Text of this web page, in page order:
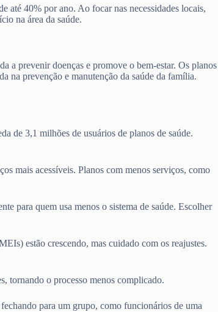
até 40% por ano. Ao focar nas necessidades locais,
na área da saúde.
a prevenir doenças e promove o bem-estar. Os planos
na prevenção e manutenção da saúde da família.
de 3,1 milhões de usuários de planos de saúde.
mais acessíveis. Planos com menos serviços, como
para quem usa menos o sistema de saúde. Escolher
estão crescendo, mas cuidado com os reajustes.
tornando o processo menos complicado.
para um grupo, como funcionários de uma